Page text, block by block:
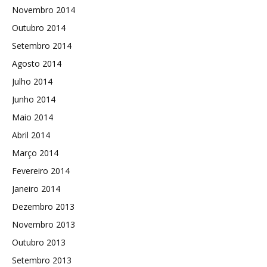
Novembro 2014
Outubro 2014
Setembro 2014
Agosto 2014
Julho 2014
Junho 2014
Maio 2014
Abril 2014
Março 2014
Fevereiro 2014
Janeiro 2014
Dezembro 2013
Novembro 2013
Outubro 2013
Setembro 2013